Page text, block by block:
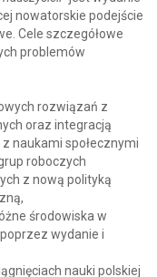
nowatorskie podejście
Cele szczegółowe
problemów
rozwiązań z
oraz integracją
naukami społecznymi
roboczych
z nową polityką
środowiska w
wydanie i
nauki polskiej